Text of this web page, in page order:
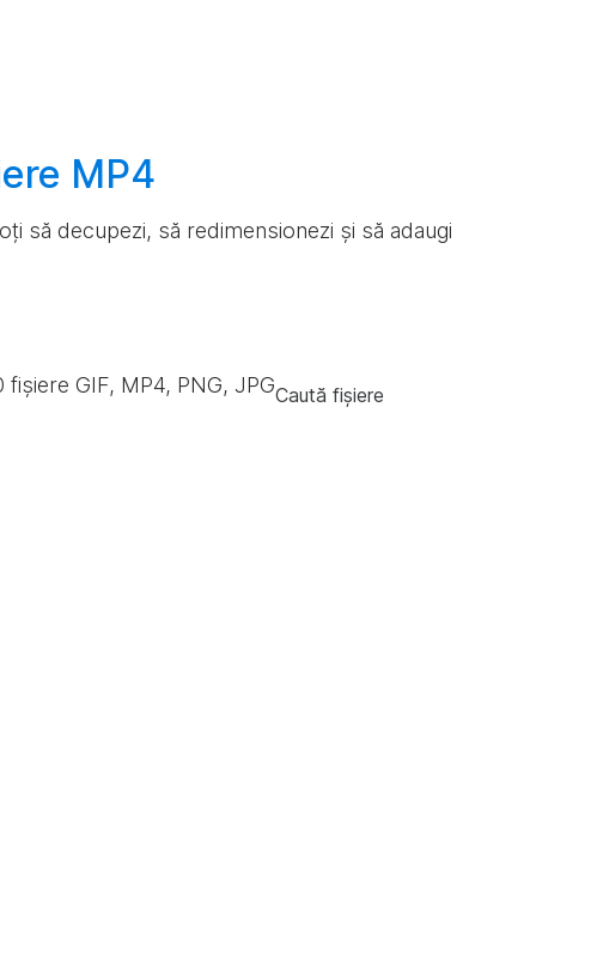
MP4
să decupezi, să redimensionezi și să adaugi
fișiere GIF, MP4, PNG, JPGCaută fișiere